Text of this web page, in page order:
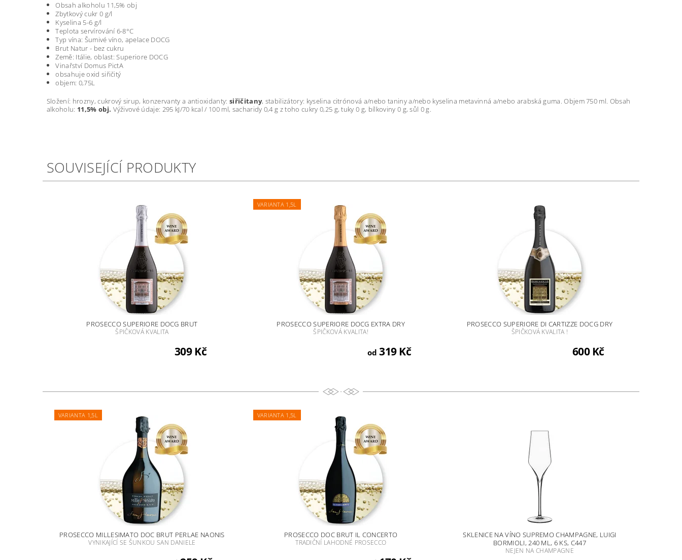
Obsah alkoholu 11,5% obj
Zbytkový cukr 0 g/l
Kyselina 5-6 g/l
Teplota servírování 6-8°C
Typ vína: Šumivé víno, apelace DOCG
Brut Natur - bez cukru
Země: Itálie, oblast: Superiore DOCG
Vinařství Domus PictA
obsahuje oxid siřičitý
objem: 0,75L
Složení: hrozny, cukrový sirup, konzervanty a antioxidanty:siřičitany, stabilizátory: kyselina citrónová a/nebo taniny a/nebo kyselina metavinná a/nebo arabská guma. Objem 750 ml. Obsah
alkoholu: 11,5% obj. Výživové údaje: 295 kJ/70 kcal / 100 ml, sacharidy 0,4 g z toho cukry 0,25 g, tuky 0 g, bílkoviny 0 g, sůl 0 g.
SOUVISEJÍCÍ PRODUKTY
PROSECCO SUPERIORE DOCG BRUT
ŠPIČKOVÁ KVALITA
309 Kč
VARIANTA 1,5L
PROSECCO SUPERIORE DOCG EXTRA DRY
ŠPIČKOVÁ KVALITA!
od 319 Kč
PROSECCO SUPERIORE DI CARTIZZE DOCG DRY
ŠPIČKOVÁ KVALITA !
600 Kč
VARIANTA 1,5L
PROSECCO MILLESIMATO DOC BRUT PERLAE NAONIS
VYNIKAJÍCÍ SE ŠUNKOU SAN DANIELE
VARIANTA 1,5L
PROSECCO DOC BRUT IL CONCERTO
TRADIČNÍ LAHODNÉ PROSECCO
SKLENICE NA VÍNO SUPREMO CHAMPAGNE, LUIGI
BORMIOLI, 240 ML, 6 KS, C447
NEJEN NA CHAMPAGNE